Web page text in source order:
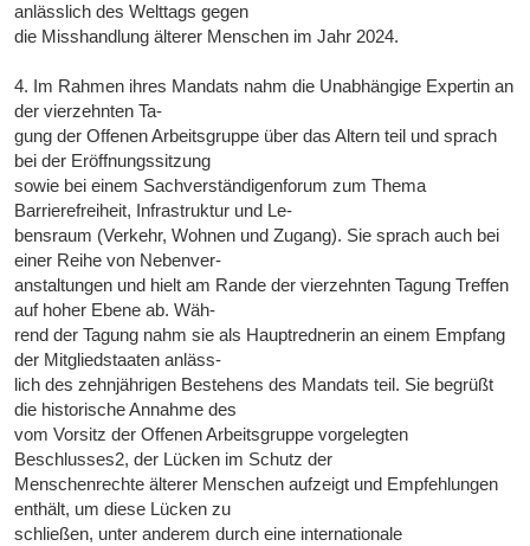
anlässlich des Welttags gegen
die Misshandlung älterer Menschen im Jahr 2024.
4. Im Rahmen ihres Mandats nahm die Unabhängige Expertin an
der vierzehnten Ta-
gung der Offenen Arbeitsgruppe über das Altern teil und sprach
bei der Eröffnungssitzung
sowie bei einem Sachverständigenforum zum Thema
Barrierefreiheit, Infrastruktur und Le-
bensraum (Verkehr, Wohnen und Zugang). Sie sprach auch bei
einer Reihe von Nebenver-
anstaltungen und hielt am Rande der vierzehnten Tagung Treffen
auf hoher Ebene ab. Wäh-
rend der Tagung nahm sie als Hauptrednerin an einem Empfang
der Mitgliedstaaten anläss-
lich des zehnjährigen Bestehens des Mandats teil. Sie begrüßt
die historische Annahme des
vom Vorsitz der Offenen Arbeitsgruppe vorgelegten
Beschlusses2, der Lücken im Schutz der
Menschenrechte älterer Menschen aufzeigt und Empfehlungen
enthält, um diese Lücken zu
schließen, unter anderem durch eine internationale